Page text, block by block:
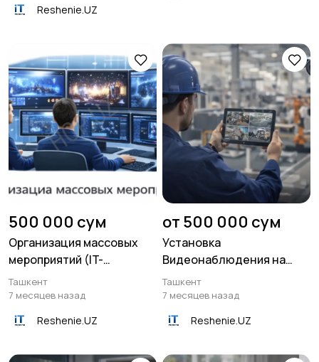
Reshenie.UZ
500 000 сум
Организация массовых
мероприятий (IT-
сопровождение)
Ташкент
7 месяцев назад
Reshenie.UZ
от 500 000 сум
Установка
Видеонаблюдения на
производстве
Ташкент
7 месяцев назад
Reshenie.UZ